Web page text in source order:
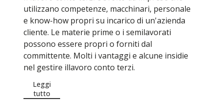
utilizzano competenze, macchinari, personale
e know-how propri su incarico di un'azienda
cliente. Le materie prime o i semilavorati
possono essere propri o forniti dal
committente. Molti i vantaggi e alcune insidie
nel gestire illavoro conto terzi.
Leggi
tutto